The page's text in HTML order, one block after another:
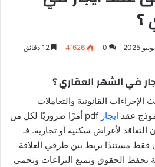
؟
0 4٬626
في الشهر العقاري ؟
القانونية والتعاملات
عقد ايجار
pdf أمرًا ضروريًا لكل من
التعاقد لأغراض سكنية أو تجارية. فـ
تحفظ الحقوق وتمنع النزاعات وتحمي